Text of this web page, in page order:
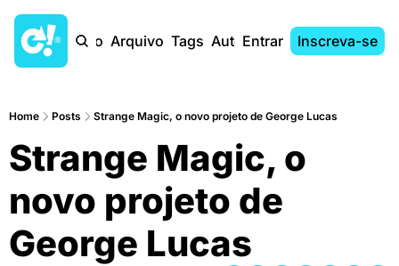
Início Arquivo Tags AutoresEntrar Inscreva-se
Home Posts Strange Magic, o novo projeto de George Lucas
Strange Magic, o
novo projeto de
George Lucas